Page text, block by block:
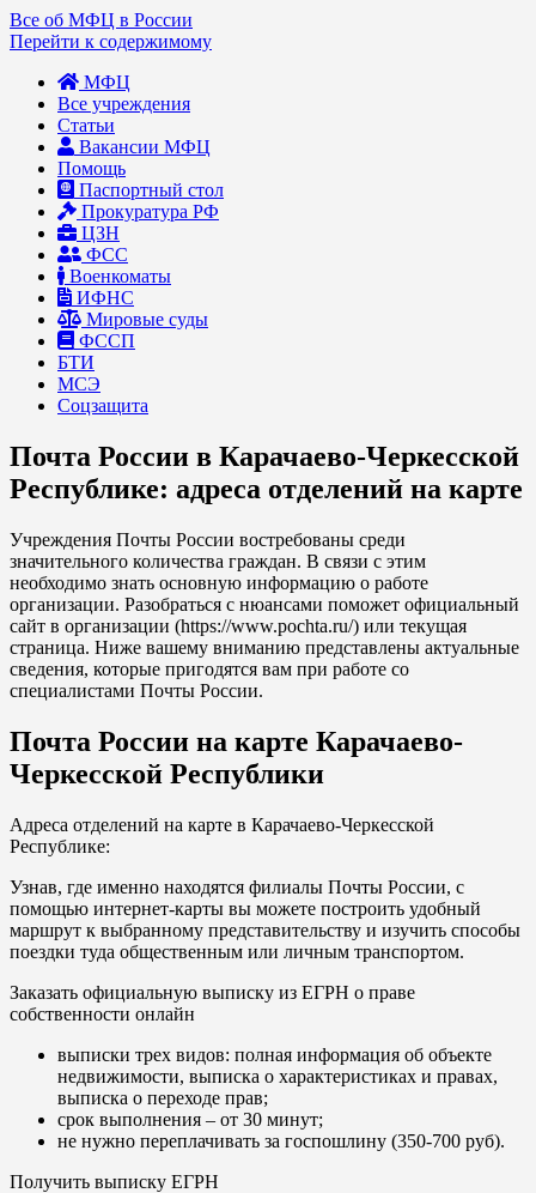
Все об МФЦ в России
Перейти к содержимому
МФЦ
Все учреждения
Статьи
Вакансии МФЦ
Помощь
Паспортный стол
Прокуратура РФ
ЦЗН
ФСС
Военкоматы
ИФНС
Мировые суды
ФССП
БТИ
МСЭ
Соцзащита
Почта России в Карачаево-Черкесской
Республике: адреса отделений на карте
Учреждения Почты России востребованы среди
значительного количества граждан. В связи с этим
необходимо знать основную информацию о работе
организации. Разобраться с нюансами поможет официальный
сайт в организации (https://www.pochta.ru/) или текущая
страница. Ниже вашему вниманию представлены актуальные
сведения, которые пригодятся вам при работе со
специалистами Почты России.
Почта России на карте Карачаево-
Черкесской Республики
Адреса отделений на карте в Карачаево-Черкесской
Республике:
Узнав, где именно находятся филиалы Почты России, с
помощью интернет-карты вы можете построить удобный
маршрут к выбранному представительству и изучить способы
поездки туда общественным или личным транспортом.
Заказать официальную выписку из ЕГРН о праве
собственности онлайн
выписки трех видов: полная информация об объекте
недвижимости, выписка о характеристиках и правах,
выписка о переходе прав;
срок выполнения – от 30 минут;
не нужно переплачивать за госпошлину (350-700 руб).
Получить выписку ЕГРН